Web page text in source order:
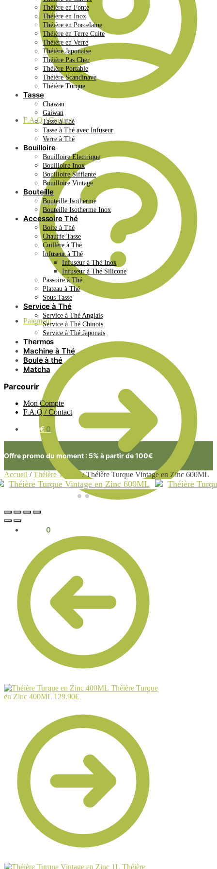
F.A.Q / Contact
Paiement
0
Théière en Fonte
Théière en Inox
Théière en Porcelaine
Théière en Terre Cuite
Théière en Verre
Théière Japonaise
Théière Pas Cher
Théière Portable
Théière Scandinave
Théière Turque
Tasse
Chawan
Gaiwan
Tasse à Thé
Tasse à Thé avec Infuseur
Verre à Thé
Bouilloire
Bouilloire Électrique
Bouilloire Inox
Bouilloire Sifflante
Bouilloire Vintage
Bouteille
Bouteille Isotherme
Bouteille Isotherme Inox
Accessoire Thé
Boite à Thé
Chauffe Tasse
Cuillère à Thé
Infuseur à Thé
Infuseur à Thé Inox
Infuseur à Thé Silicone
Passoire à Thé
Plateau à Thé
Sous Tasse
Service à Thé
Service à Thé Anglais
Service à Thé Chinois
Service à Thé Japonais
Thermos
Machine à Thé
Boule à thé
Matcha
Parcourir
Mon Compte
F.A.Q / Contact
0.00€ 0
Offre promo du moment : 5% à partir de 100€
Accueil /Théière Turque /Théière Turque Vintage en Zinc 600ML
Théière Turque
en Zinc 400ML 129.90€
Théière